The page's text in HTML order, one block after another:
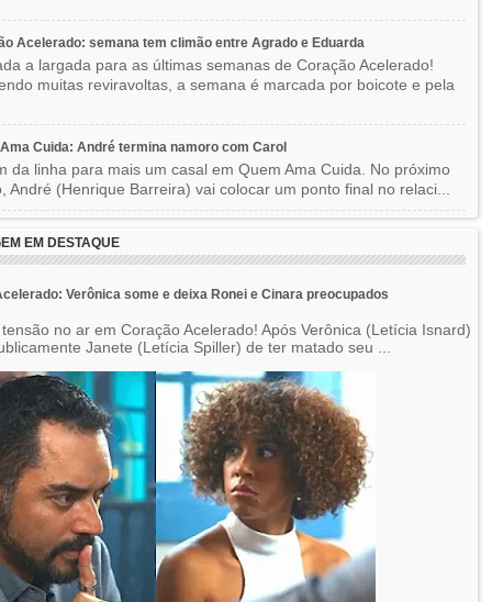
Acelerado: semana tem climão entre Agrado e Eduarda
a largada para as últimas semanas de Coração Acelerado!
muitas reviravoltas, a semana é marcada por boicote e pela
Cuida: André termina namoro com Carol
da linha para mais um casal em Quem Ama Cuida. No próximo
André (Henrique Barreira) vai colocar um ponto final no relaci...
EM DESTAQUE
Verônica some e deixa Ronei e Cinara preocupados
no ar em Coração Acelerado! Após Verônica (Letícia Isnard)
Janete (Letícia Spiller) de ter matado seu ...